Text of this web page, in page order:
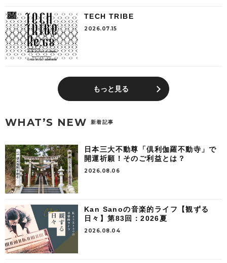
TECH TRIBE
2026.07.15
もっと見る
WHAT’S NEW 新着記事
日本三大不動尊「倶利伽羅不動寺」で
開運祈願！そのご利益とは？
2026.08.06
Kan Sanoの音楽的ライフ【観ずる
日々】第83回：2026夏
2026.08.04